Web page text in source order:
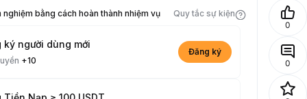
nghiệm bằng cách hoàn thành nhiệm vụ Quy tắc sự kiện
ký người dùng mới
+10
Đăng ký
0
0